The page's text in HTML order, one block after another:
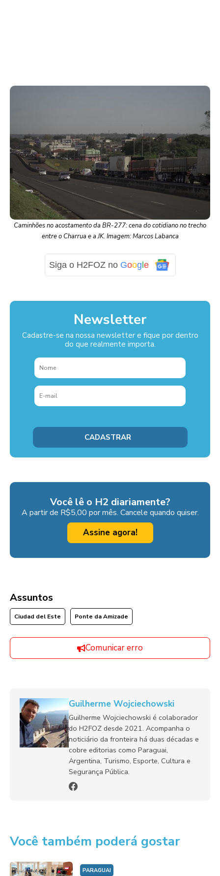
Caminhões no acostamento da BR-277: cena do cotidiano no trecho
entre o Charrua e a JK. Imagem: Marcos Labanca
Siga o H2FOZ no Google
Newsletter
Cadastre-se na nossa newsletter e fique por dentro
do que realmente importa.
Você lê o H2 diariamente?
A partir de R$5,00 por mês. Cancele quando quiser.
Assine agora!
Assuntos
Ciudad del Este Ponte da Amizade
Comunicar erro
Guilherme Wojciechowski
Guilherme Wojciechowski é colaborador
do H2FOZ desde 2021. Acompanha o
noticiário da fronteira há duas décadas e
cobre editorias como Paraguai,
Argentina, Turismo, Esporte, Cultura e
Segurança Pública.
Você também poderá gostar
PARAGUAI